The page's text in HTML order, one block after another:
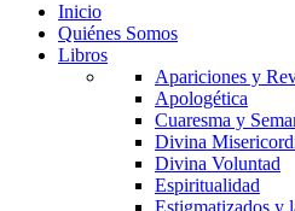
Inicio
Quiénes Somos
Libros
Apariciones y
Apologética
Cuaresma y
Divina
Divina Voluntad
Espiritualidad
Estigmatizados y